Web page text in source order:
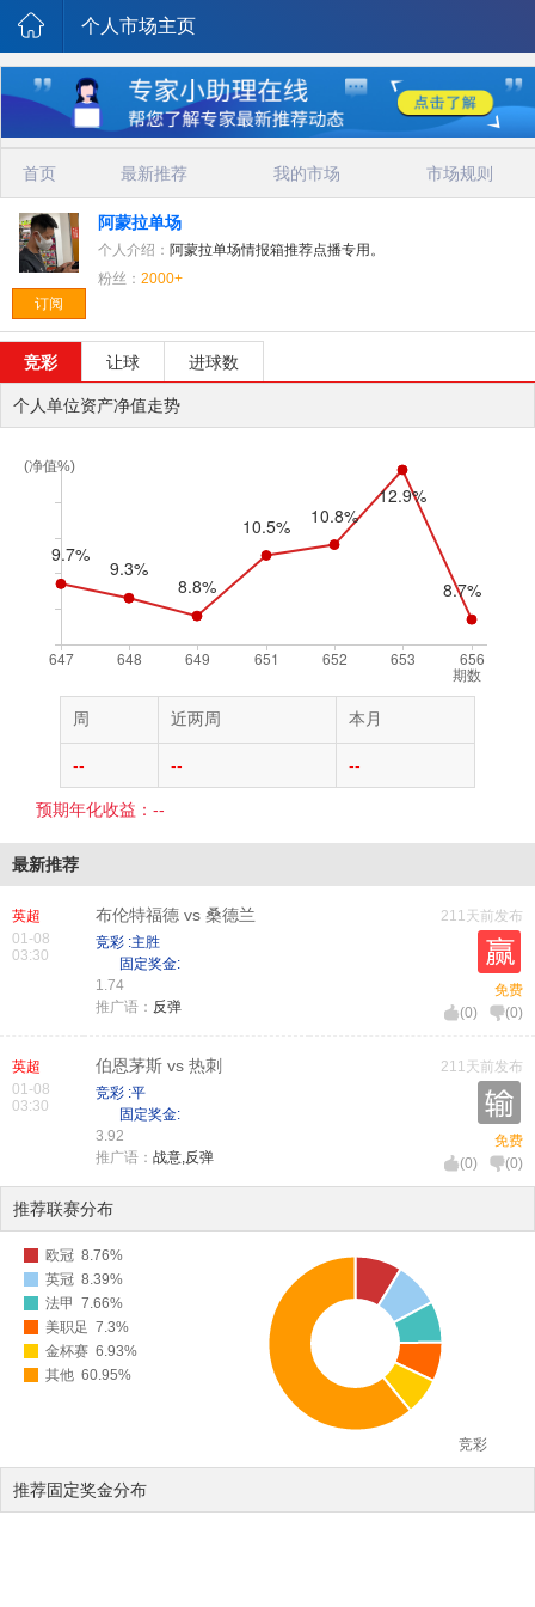
个人市场主页
首页 最新推荐 我的市场 市场规则
订阅
阿蒙拉单场
个人介绍： 阿蒙拉单场情报箱推荐点播专用。
粉丝： 2000+
竞彩 让球 进球数
个人单位资产净值走势
(净值%)
期数
周 近两周 本月
-- -- --
预期年化收益：--
最新推荐
英超
01-08
03:30
布伦特福德 vs 桑德兰
竞彩 :主胜
固定奖金:
1.74
推广语： 反弹
211天前发布
免费
(0) (0)
英超
01-08
03:30
伯恩茅斯 vs 热刺
竞彩 :平
固定奖金:
3.92
推广语： 战意,反弹
211天前发布
免费
(0) (0)
推荐联赛分布
欧冠 8.76%
英冠 8.39%
法甲 7.66%
美职足 7.3%
金杯赛 6.93%
其他 60.95%
竞彩
推荐固定奖金分布